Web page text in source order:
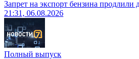
Запрет на экспорт бензина продлили
21:31, 06.08.2026
Полный выпуск